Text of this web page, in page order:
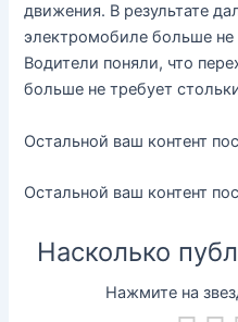
движения. В результате
электромобиле больше не
Водители поняли, что
больше не требует
Остальной ваш контент
Остальной ваш контент
Насколько
Нажмите на